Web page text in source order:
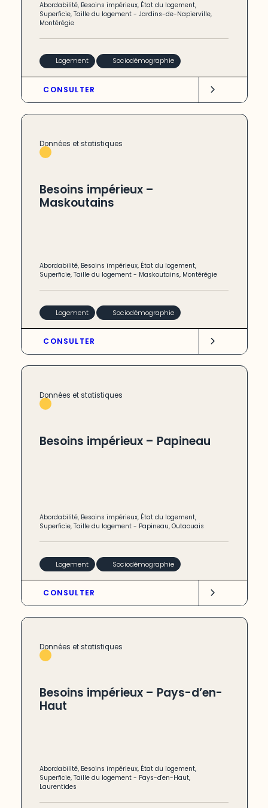
Abordabilité, Besoins impérieux, État du logement,
Superficie,Taille du logement -Jardins-de-Napierville,
Montérégie
Logement Sociodémographie
CONSULTER
Données et statistiques
Besoins impérieux –
Maskoutains
Abordabilité, Besoins impérieux, État du logement,
Superficie,Taille du logement - Maskoutains, Montérégie
Logement Sociodémographie
CONSULTER
Données et statistiques
Besoins impérieux – Papineau
Abordabilité, Besoins impérieux, État du logement,
Superficie,Taille du logement - Papineau,Outaouais
Logement Sociodémographie
CONSULTER
Données et statistiques
Besoins impérieux – Pays-d’en-
Haut
Abordabilité, Besoins impérieux, État du logement,
Superficie,Taille du logement - Pays-d'en-Haut,
Laurentides